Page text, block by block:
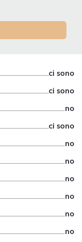
ci sono
ci sono
no
ci sono
no
no
no
no
no
no